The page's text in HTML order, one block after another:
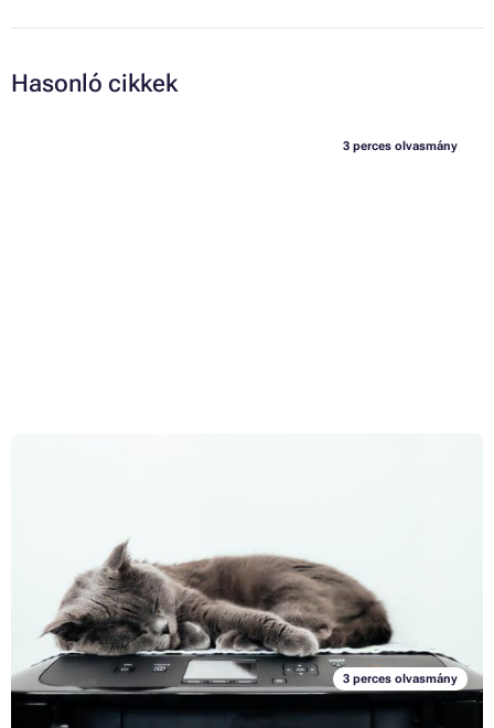
Hasonló cikkek
3 perces olvasmány
figyelünk. Csak ezután gondolunk más tényezőkre, mint például a
nyomtatóeszköz üzemeltetési költségeire vagy kiegészítő funkcióira.
Ebben a cikkben gyakorlati példák segítségével mutatunk rá arra, hogy
miért érdemes először a funkciókra gondolni - és csak azután a
költségekre.
Teljes cikk »
3 perces olvasmány